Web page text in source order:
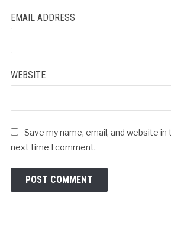
EMAIL ADDRESS
WEBSITE
Save my name, email, and website
next time I comment.